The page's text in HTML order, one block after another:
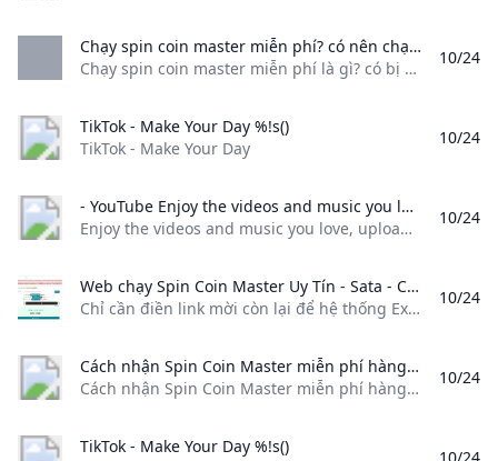
Chạy spin coin master miễn phí? có nên chạy spin không? - PolyXGO Chạy spin coin master miễn phí là gì? có bị hack facebook khi chạy spin không? và quan trọng hơn hết chạy spin coin master là gì?
Chạy spin coin master miễn phí là gì? có bị hack facebook khi chạy spin không? và quan trọng hơn hết chạy spin coin master là gì? Game / Bởi An Nhiên Để chạy spin coin master hay không trước tiên bạn cần hiểu rõ khái niệm này. Đơn giản “chạy spin” nó chỉ là hình thức “invite friend” trong game Coin Master để nhận free spin và được những hội nhóm, admin làm dịch vụ gọi như vậy.
10/24
TikTok - Make Your Day %!s()
TikTok - Make Your Day
10/24
- YouTube Enjoy the videos and music you love upload original content and share it all with friends family and the world on YouTube.
Enjoy the videos and music you love, upload original content, and share it all with friends, family, and the world on YouTube.
10/24
Web chạy Spin Coin Master Uy Tín - Sata - Cộng đồng công nghệ khoa học sáng tạo! Chỉ cần điền link mời còn lại để hệ thống Extral Link SPIN1S.COM lo cho bạn Website chạy link invite Spin Coin Master : https://Spin1s.com
Chỉ cần điền link mời còn lại để hệ thống Extral Link SPIN1S.COM lo cho bạn Website chạy link invite Spin Coin Master : https://Spin1s.com
10/24
Cách nhận Spin Coin Master miễn phí hàng ngày - Chạy Spin Coin Master Cách nhận Spin Coin Master miễn phí hàng ngày qua cách chạy spin kiếm spin trong Coin Master theo các cách dưới bài viết sau bạn nhé. Để nhận spin nhiều.
Cách nhận Spin Coin Master miễn phí hàng ngày qua cách chạy spin, kiếm spin trong Coin Master theo các cách dưới bài viết sau bạn nhé. Để nhận spin nhiều. By BinhDuong Computer Cách nhận Spin Coin Master miễn phí hàng ngày qua cách chạy spin, kiếm spin trong Coin Master theo các cách dưới bài viết sau bạn nhé. Để nhận spin nhiều. Cách nhận Spin Coin Master miễn phí hàng ngày
10/24
TikTok - Make Your Day %!s()